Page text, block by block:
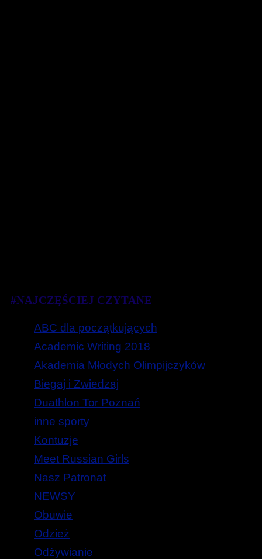
#NAJCZĘŚCIEJ CZYTANE
ABC dla początkujących
Academic Writing 2018
Akademia Młodych Olimpijczyków
Biegaj i Zwiedzaj
Duathlon Tor Poznań
inne sporty
Kontuzje
Meet Russian Girls
Nasz Patronat
NEWSY
Obuwie
Odzież
Odżywianie